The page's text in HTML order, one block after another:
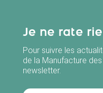
Je ne rate
Pour suivre les
de la Manufacture
newsletter.